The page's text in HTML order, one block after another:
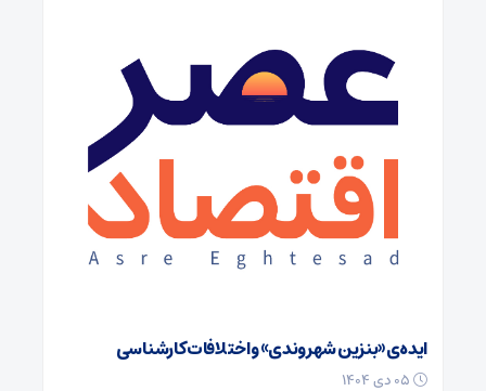
ایده‌ی «بنزین شهروندی» و اختلافات کارشناسی